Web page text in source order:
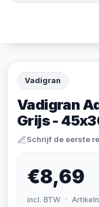
Vadigran
Vadigran
Grijs -
Schrijf de eerste
€8,69
incl. BTW ·